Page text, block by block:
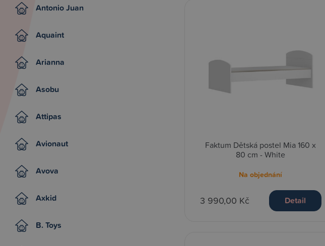
Antonio Juan
Aquaint
Arianna
Asobu
Attipas
Avionaut
Avova
Axkid
B. Toys
Faktum Dětská postel Mia 160 x
80 cm - White
Na objednání
3 990,00 Kč Detail